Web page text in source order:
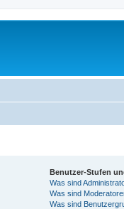
Benutzer-Stufen
Was sind
Was sind
Was sind